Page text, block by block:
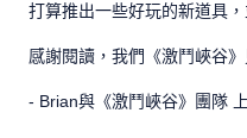
打算推出一些好玩的新道具
感謝閱讀，我們《激鬥峽谷》
- Brian與《激鬥峽谷》團隊 上